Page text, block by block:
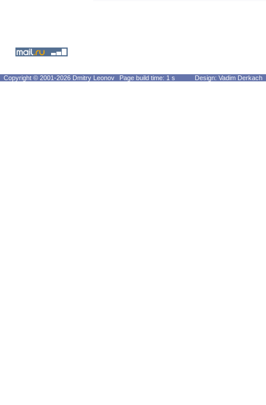
Copyright © 2001-2026 Dmitry Leonov Page build time: 1 s Design: Vadim Derkach